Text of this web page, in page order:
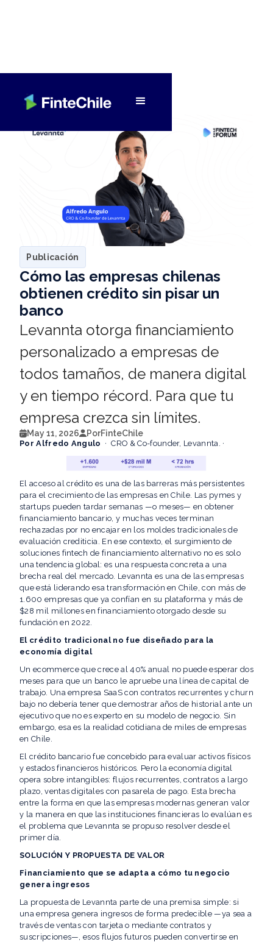
Publicación
Cómo las empresas chilenas
obtienen crédito sin pisar un
banco
Levannta otorga financiamiento
personalizado a empresas de
todos tamaños, de manera digital
y en tiempo récord. Para que tu
empresa crezca sin límites.
May 11, 2026 PorFinteChile
Por Alfredo Angulo · CRO & Co-founder, Levannta. ·
El acceso al crédito es una de las barreras más persistentes
para el crecimiento de las empresas en Chile. Las pymes y
startups pueden tardar semanas —o meses— en obtener
financiamiento bancario, y muchas veces terminan
rechazadas por no encajar en los moldes tradicionales de
evaluación crediticia. En ese contexto, el surgimiento de
soluciones fintech de financiamiento alternativo no es solo
una tendencia global: es una respuesta concreta a una
brecha real del mercado. Levannta es una de las empresas
que está liderando esa transformación en Chile, con más de
1.600 empresas que ya confían en su plataforma y más de
$28 mil millones en financiamiento otorgado desde su
fundación en 2022.
El crédito tradicional no fue diseñado para la
economía digital
Un ecommerce que crece al 40% anual no puede esperar dos
meses para que un banco le apruebe una línea de capital de
trabajo. Una empresa SaaS con contratos recurrentes y churn
bajo no debería tener que demostrar años de historial ante un
ejecutivo que no es experto en su modelo de negocio. Sin
embargo, esa es la realidad cotidiana de miles de empresas
en Chile.
El crédito bancario fue concebido para evaluar activos físicos
y estados financieros históricos. Pero la economía digital
opera sobre intangibles: flujos recurrentes, contratos a largo
plazo, ventas digitales con pasarela de pago. Esta brecha
entre la forma en que las empresas modernas generan valor
y la manera en que las instituciones financieras lo evalúan es
el problema que Levannta se propuso resolver desde el
primer día.
SOLUCIÓN Y PROPUESTA DE VALOR
Financiamiento que se adapta a cómo tu negocio
genera ingresos
La propuesta de Levannta parte de una premisa simple: si
una empresa genera ingresos de forma predecible —ya sea a
través de ventas con tarjeta o mediante contratos y
suscripciones—, esos flujos futuros pueden convertirse en